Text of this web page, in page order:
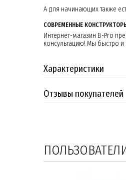
А для начинающих также
СОВРЕМЕННЫЕ
Интернет-магазин B-Pro
консультацию! Мы быстро
Характеристики
Отзывы покупателей